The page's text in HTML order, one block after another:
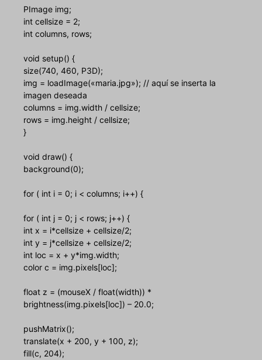
PImage img;
int cellsize = 2;
int columns, rows;
void setup() {
size(740, 460, P3D);
img = loadImage(«maria.jpg»); // aquí se inserta la
imagen deseada
columns = img.width / cellsize;
rows = img.height / cellsize;
}
void draw() {
background(0);
for ( int i = 0; i < columns; i++) {
for ( int j = 0; j < rows; j++) {
int x = i*cellsize + cellsize/2;
int y = j*cellsize + cellsize/2;
int loc = x + y*img.width;
color c = img.pixels[loc];
float z = (mouseX / float(width)) *
brightness(img.pixels[loc]) – 20.0;
pushMatrix();
translate(x + 200, y + 100, z);
fill(c, 204);